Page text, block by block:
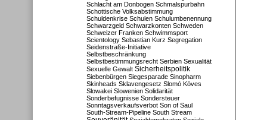
Schlacht am Donbogen Schmalspurbahn
Schottische Volksabstimmung
Schuldenkrise Schulen Schulumbenennung
Schwarzgeld Schwarzkonten Schweden
Schweizer Franken Schwimmsport
Scientology Sebastian Kurz Segregation
Seidenstraße-Initiative
Selbstbeschränkung
Selbstbestimmungsrecht Serbien Sexualität
Sexuelle Gewalt Sicherheitspolitik
Siebenbürgen Siegesparade Sinopharm
Skinheads Sklavengesetz Slomó Köves
Slowakei Slowenien Solidarität
Sonderbefugnisse Sondersteuer
Sonntagsverkaufsverbot Son of Saul
South-Stream-Pipeline South Stream